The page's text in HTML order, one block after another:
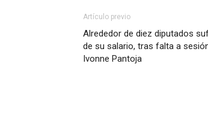
Artículo previo
Alrededor de diez diputados
de su salario, tras falta a
Ivonne Pantoja